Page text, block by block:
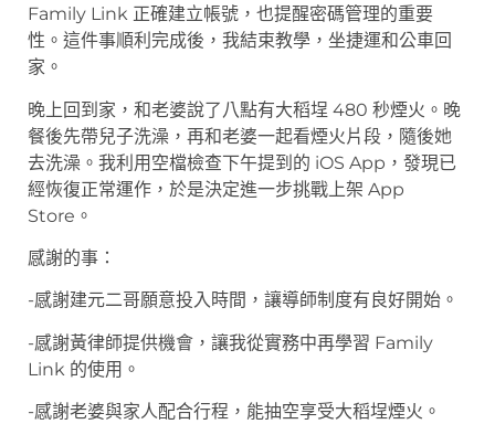
Family Link 正確建立帳號，也提醒密碼管理的重要
性。這件事順利完成後，我結束教學，坐捷運和公車回
家。
晚上回到家，和老婆說了八點有大稻埕 480 秒煙火。晚
餐後先帶兒子洗澡，再和老婆一起看煙火片段，隨後她
去洗澡。我利用空檔檢查下午提到的 iOS App，發現已
經恢復正常運作，於是決定進一步挑戰上架 App
Store。
感謝的事：
-感謝建元二哥願意投入時間，讓導師制度有良好開始。
-感謝黃律師提供機會，讓我從實務中再學習 Family
Link 的使用。
-感謝老婆與家人配合行程，能抽空享受大稻埕煙火。